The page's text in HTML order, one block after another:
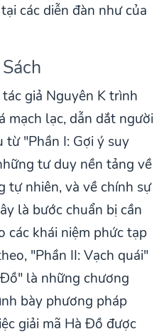
các diễn đàn như của
giả Nguyên K trình
mạch lạc, dẫn dắt người
từ "Phần I: Gợi ý suy
tư duy nền tảng về
tự nhiên, và về chính sự
là bước chuẩn bị cần
các khái niệm phức tạp
"Phần II: Vạch quái"
là những chương
bày phương pháp
giải mã Hà Đồ được